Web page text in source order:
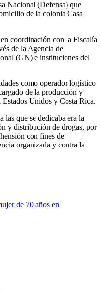
Nacional (Defensa) que
de la colonia Casa
coordinación con la Fiscalía
de la Agencia de
(GN) e instituciones del
como operador logístico
de la producción y
Unidos y Costa Rica.
las que se dedicaba era la
y distribución de drogas, por
con fines de
organizada y contra la
de 70 años en